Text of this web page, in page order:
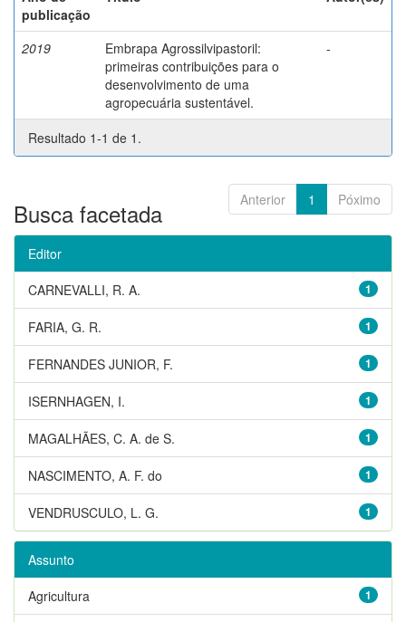
publicação
2019
Embrapa Agrossilvipastoril:
primeiras contribuições para o
desenvolvimento de uma
agropecuária sustentável.
-
Resultado 1-1 de 1.
Anterior 1 Póximo
Busca facetada
Editor
1
CARNEVALLI, R. A.
1
FARIA, G. R.
1
FERNANDES JUNIOR, F.
1
ISERNHAGEN, I.
1
MAGALHÃES, C. A. de S.
1
NASCIMENTO, A. F. do
1
VENDRUSCULO, L. G.
Assunto
1
Agricultura